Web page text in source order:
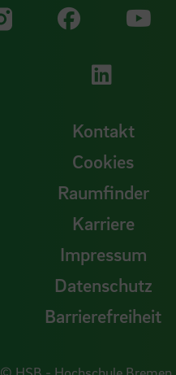
Zu
Zu
Kontakt
Cookies
Raumfinder
Karriere
Impressum
Datenschutz
Barrierefreiheit